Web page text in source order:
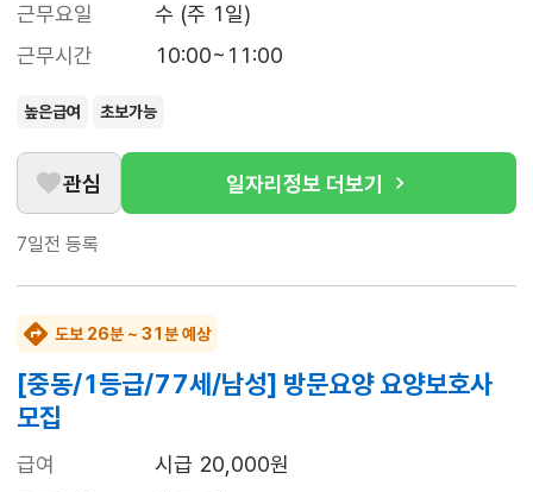
근무요일
수 (주 1일)
근무시간
10:00~11:00
높은급여 초보가능
관심 일자리정보 더보기
7일전 등록
도보 26분 ~ 31분 예상
[중동/1등급/77세/남성] 방문요양 요양보호사
모집
급여
시급 20,000원